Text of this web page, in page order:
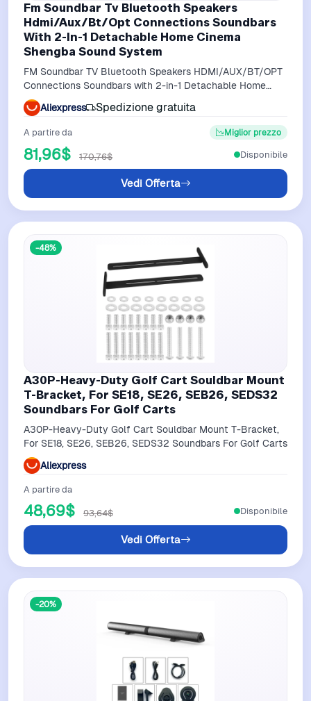
Fm Soundbar Tv Bluetooth Speakers
Hdmi/Aux/Bt/Opt Connections Soundbars
With 2-In-1 Detachable Home Cinema
Shengba Sound System
FM Soundbar TV Bluetooth Speakers HDMI/AUX/BT/OPT
Connections Soundbars with 2-in-1 Detachable Home
Cinema Shengba Sound System
Aliexpress Spedizione gratuita
A partire da
81,96$ 170,76$
Miglior prezzo
Vedi Offerta
Disponibile
-48%
A30P-Heavy-Duty Golf Cart Souldbar Mount
T-Bracket, For SE18, SE26, SEB26, SEDS32
Soundbars For Golf Carts
A30P-Heavy-Duty Golf Cart Souldbar Mount T-Bracket,
For SE18, SE26, SEB26, SEDS32 Soundbars For Golf Carts
Aliexpress
A partire da
48,69$ 93,64$
Vedi Offerta
Disponibile
-20%